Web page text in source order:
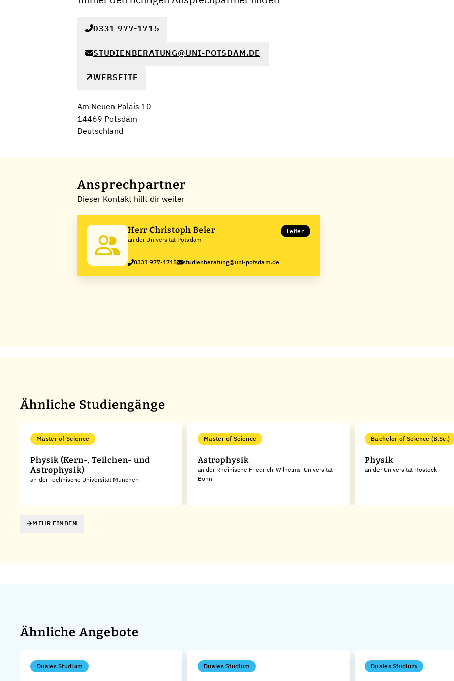
0331 977-1715
STUDIENBERATUNG@UNI-POTSDAM.DE
WEBSEITE
Am Neuen Palais 10
14469 Potsdam
Deutschland
Ansprechpartner
Dieser Kontakt hilft dir weiter
Herr Christoph Beier
an der Universität Potsdam
Leiter
0331 977-1715 studienberatung@uni-potsdam.de
Ähnliche Studiengänge
Master of Science
Physik (Kern-, Teilchen- und
Astrophysik)
an der Technische Universität München
Master of Science
Astrophysik
an der Rheinische Friedrich-Wilhelms-Universität
Bonn
Bachelor of Science (B.Sc.)
Physik
an der Universität Rostock
MEHR FINDEN
Ähnliche Angebote
Duales Studium Duales Studium Duales Studium